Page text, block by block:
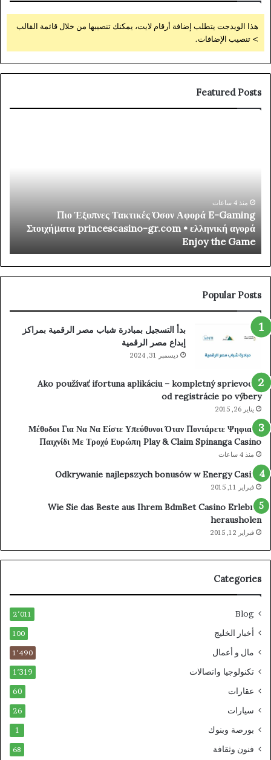
هذا الويدجت يتطلب إضافة أرقام لايت، يمكنك تنصيبها من خلال قائمة القالب
> تنصيب الإضافات.
Featured Posts
Πιο Έξυπνες
Στοιχήματα princescasino-
Cassino
Customer
_
Norway
Try
casinoer.com/
Communication InPlay
_ Norway Try Your
Popular Posts
بدأ التسجيل بمبادرة شباب مصر الرقمية بمراكز
إبداع مصر الرقمية
ديسمبر 31, 2024
Ako používať ifortuna aplikáciu – kompletný sprievodca
od registrácie po výbery
يناير 26, 2015
Μέθοδοι Για Να Να Είστε Υπεύθυνοι Όταν Ποντάρετε Ψηφιακά
Παιχνίδι Με Τροχό Ευρώπη Play & Claim Spinanga Casino
منذ 4 ساعات
Odkrywanie najlepszych bonusów w Energy Casino
فبراير 11, 2015
Wie Sie das Beste aus Ihrem BdmBet Casino Erlebnis
herausholen
فبراير 12, 2015
Categories
Blog 2٬011
أخبار الخليج 100
مال و أعمال 1٬490
تكنولوجيا واتصالات 1٬319
عقارات 60
سيارات 26
بورصة وبنوك 1
فنون وثقافة 68